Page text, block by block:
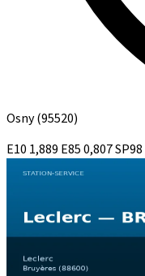
Osny(95520)
E10 1,889 E850,807SP98